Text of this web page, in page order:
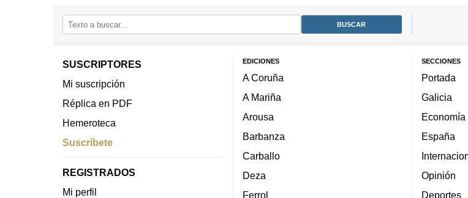
SUSCRIPTORES
Mi suscripción
Réplica en PDF
Hemeroteca
Suscríbete
REGISTRADOS
Mi perfil
EDICIONES
A Coruña
A Mariña
Arousa
Barbanza
Carballo
Deza
Ferrol
SECCIONES
Portada
Galicia
Economía
España
Opinión
Deportes